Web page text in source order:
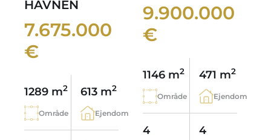
HAVNEN
7.675.000
€
1289 m2
Område
613 m2
Ejendom
9.900.000
€
1146 m2
Område
471 m2
Ejendom
4 4